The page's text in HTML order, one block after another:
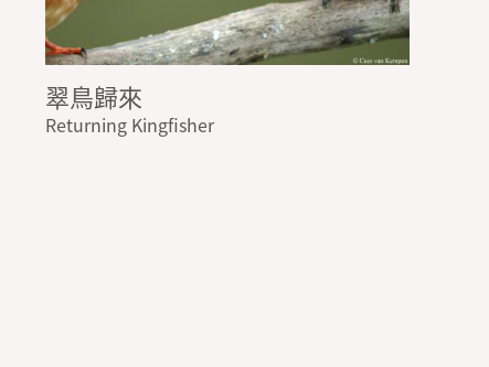
翠鳥歸來
Returning Kingfisher